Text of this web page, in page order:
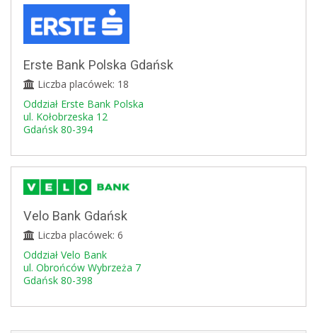
Erste Bank Polska Gdańsk
Liczba placówek: 18
Oddział Erste Bank Polska
ul. Kołobrzeska 12
Gdańsk 80-394
Velo Bank Gdańsk
Liczba placówek: 6
Oddział Velo Bank
ul. Obrońców Wybrzeża 7
Gdańsk 80-398